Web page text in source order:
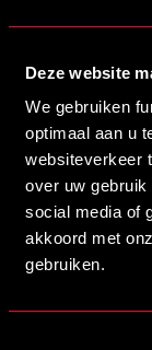
Deze website
We gebruiken
optimaal aan u
websiteverkeer
over uw
social media of
akkoord met
gebruiken.